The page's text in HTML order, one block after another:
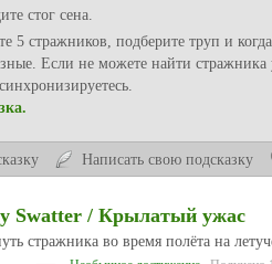
стог сена.
5 стражников, подберите труп и
Если не можете найти
Написать свою подсказку
Swatter / Крылатый ужас
стражника во время полёта на